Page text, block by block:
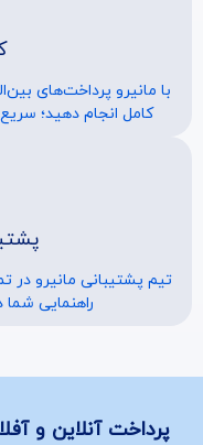
با مانیرو پرداخت‌های
کامل انجام دهید؛
تیم پشتیبانی مانیرو در
راهنمایی
پرداخت آنلاین و